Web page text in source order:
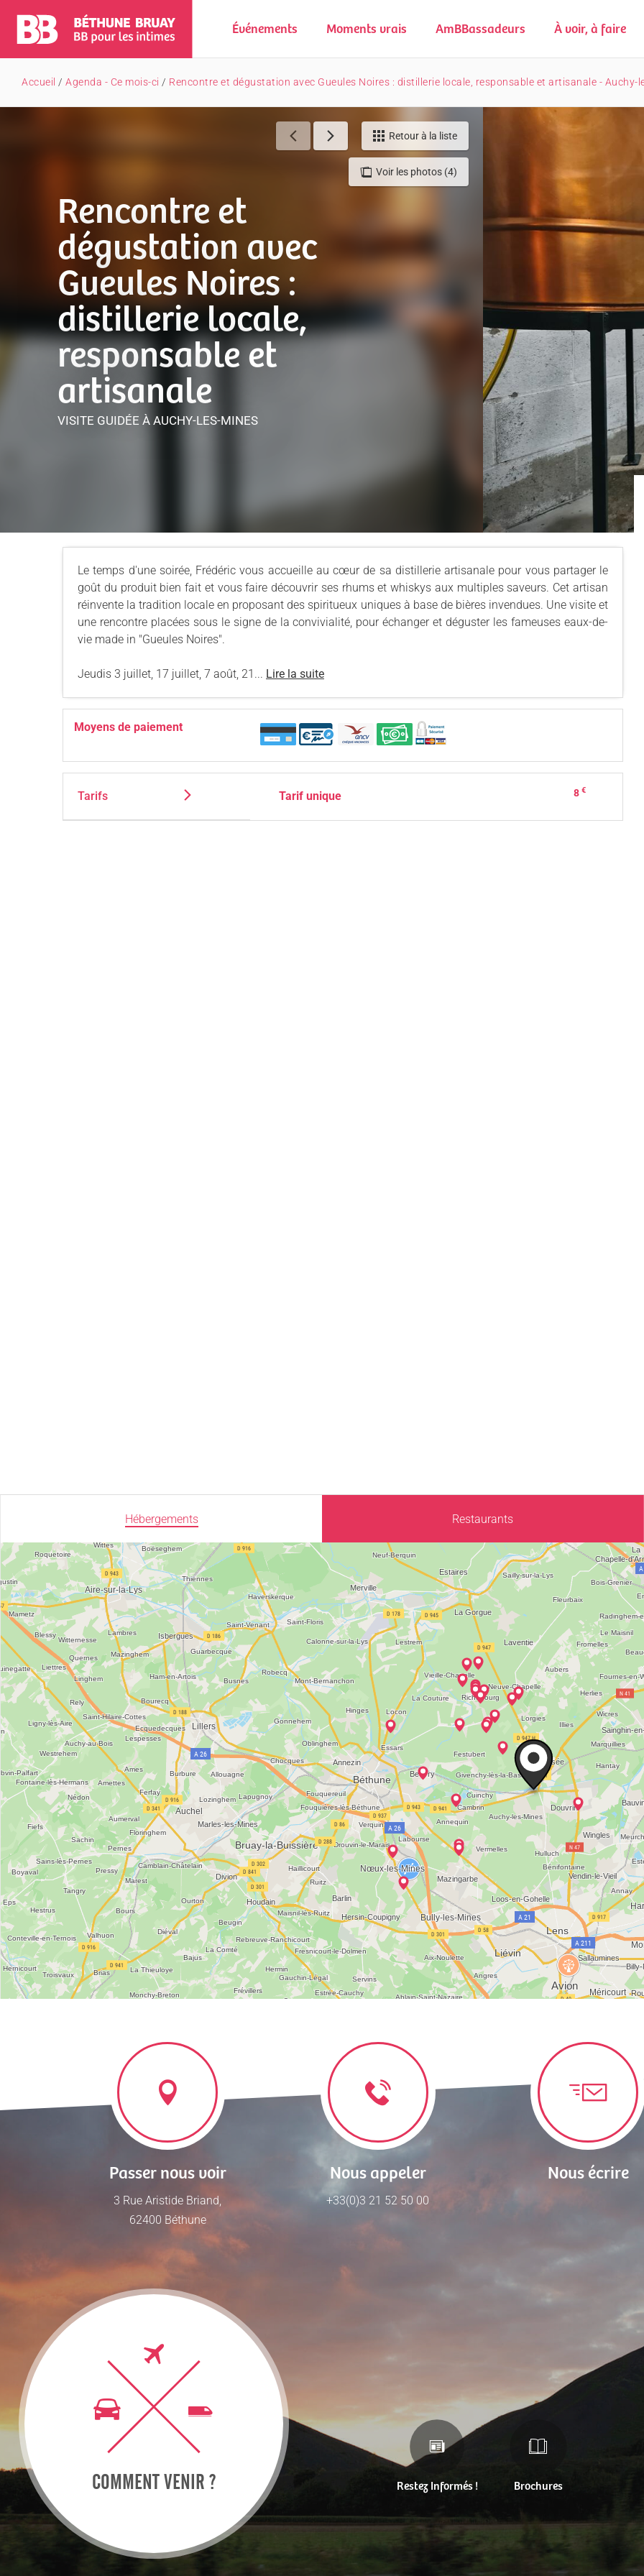
Événements Moments vrais AmBBassadeurs À voir, à faire
Accueil / Agenda - Ce mois-ci / Rencontre et dégustation avec Gueules Noires : distillerie locale, responsable et artisanale - Auchy-
Retour à la liste
Voir les photos (4)
Rencontre et
dégustation avec
Gueules Noires :
distillerie locale,
responsable et
artisanale
VISITE GUIDÉE À AUCHY-LES-MINES
Le temps d'une soirée, Frédéric vous accueille au cœur de sa distillerie artisanale pour vous partager le
goût du produit bien fait et vous faire découvrir ses rhums et whiskys aux multiples saveurs. Cet artisan
réinvente la tradition locale en proposant des spiritueux uniques à base de bières invendues. Une visite et
une rencontre placées sous le signe de la convivialité, pour échanger et déguster les fameuses eaux-de-
vie made in "Gueules Noires".
Jeudis 3 juillet, 17 juillet, 7 août, 21... Lire la suite
Moyens de paiement
Tarifs Tarif unique 8 €
Hébergements Restaurants
Passer nous voir
3 Rue Aristide Briand,
62400 Béthune
Nous appeler
+33(0)3 21 52 50 00
Nous écrire
COMMENT VENIR ? Restez Informés ! Brochures